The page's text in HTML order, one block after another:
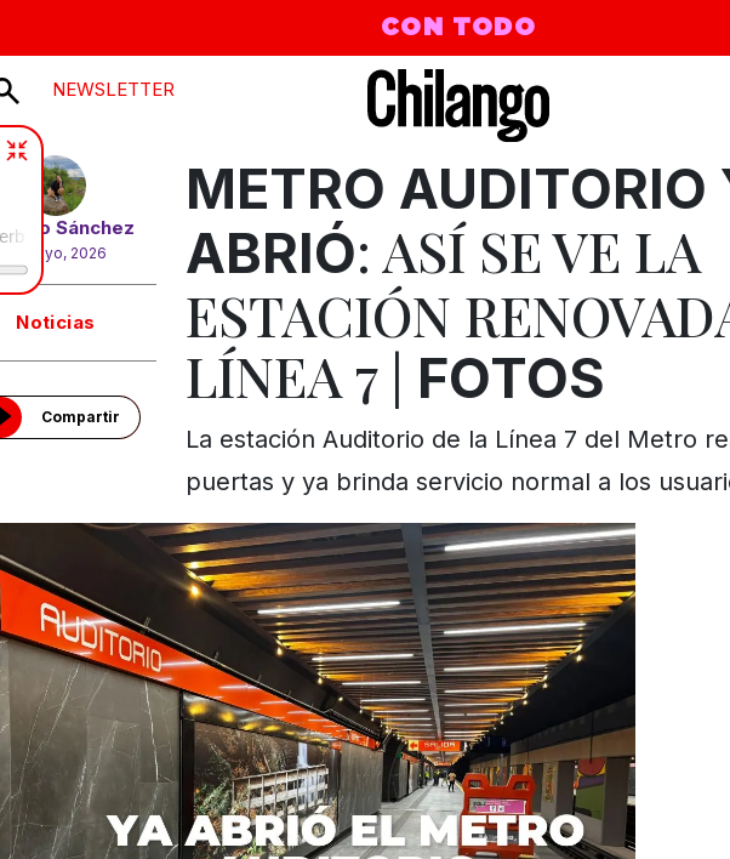
CON TODO
NEWSLETTER
Brass | A Taste Of Honey
Chío Sánchez
18 mayo, 2026
Noticias
Compartir
Gracias!
METRO AUDITORIO
ABRIÓ: ASÍ SE VE LA
ESTACIÓN
LÍNEA 7 | FOTOS
La estación Auditorio de la Línea 7 del Metro
puertas y ya brinda servicio normal a los